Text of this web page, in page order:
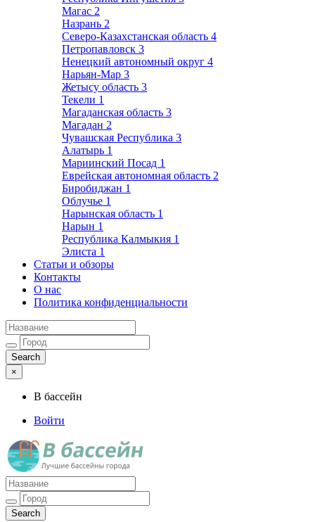
Магас 2
Назрань 2
Северо-Казахстанская область 4
Петропавловск 3
Ненецкий автономный округ 4
Нарьян-Мар 3
Жетысу область 3
Текели 1
Магаданская область 3
Магадан 2
Чувашская Республика 3
Алатырь 1
Мариинский Посад 1
Еврейская автономная область 2
Биробиджан 1
Облучье 1
Нарынская область 1
Нарын 1
Республика Калмыкия 1
Элиста 1
Статьи и обзоры
Контакты
О нас
Политика конфиденциальности
×
В бассейн
Войти
Лучшие бассейны города